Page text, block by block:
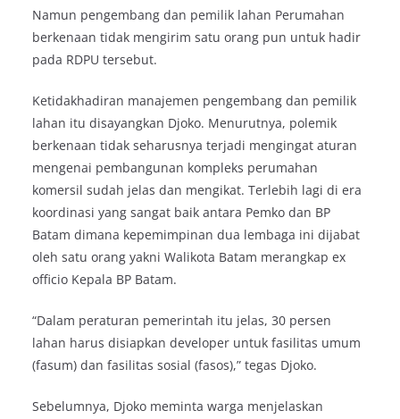
Namun pengembang dan pemilik lahan Perumahan
berkenaan tidak mengirim satu orang pun untuk hadir
pada RDPU tersebut.
Ketidakhadiran manajemen pengembang dan pemilik
lahan itu disayangkan Djoko. Menurutnya, polemik
berkenaan tidak seharusnya terjadi mengingat aturan
mengenai pembangunan kompleks perumahan
komersil sudah jelas dan mengikat. Terlebih lagi di era
koordinasi yang sangat baik antara Pemko dan BP
Batam dimana kepemimpinan dua lembaga ini dijabat
oleh satu orang yakni Walikota Batam merangkap ex
officio Kepala BP Batam.
“Dalam peraturan pemerintah itu jelas, 30 persen
lahan harus disiapkan developer untuk fasilitas umum
(fasum) dan fasilitas sosial (fasos),” tegas Djoko.
Sebelumnya, Djoko meminta warga menjelaskan